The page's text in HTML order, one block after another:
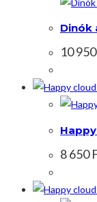
Dinók
10 950
8 650